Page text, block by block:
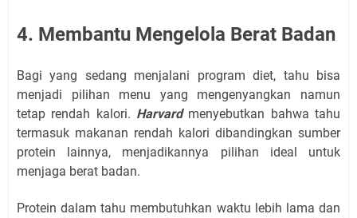
4. Membantu Mengelola Berat Badan
Bagi yang sedang menjalani program diet, tahu bisa
menjadi pilihan menu yang mengenyangkan namun
tetap rendah kalori. Harvardmenyebutkan bahwa tahu
termasuk makanan rendah kalori dibandingkan sumber
protein lainnya, menjadikannya pilihan ideal untuk
menjaga berat badan.
Protein dalam tahu membutuhkan waktu lebih lama dan